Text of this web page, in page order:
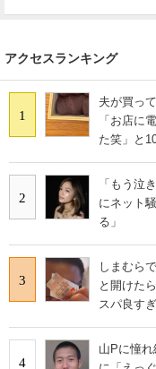
アクセスランキング
1
夫が買っ
「お店に
た笑」と
2
「もう泣
にネット
る」
3
しまむら
と開けた
スパ良すぎ
4
山Pに憧